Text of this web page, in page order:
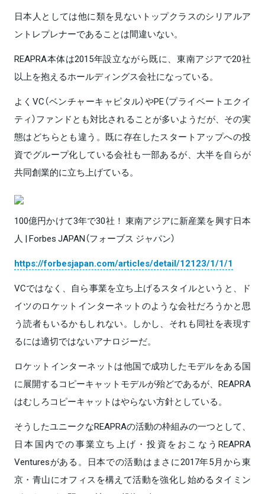
日本人としては他に類を見ないトップクラスのシリアルア
ントレプレナーであることは間違いない。
REAPRA本体は2015年設立ながら既に、東南アジアで20社
以上を抱えるホールディングス会社になっている。
よくVC（ベンチャーキャピタル）やPE（プライベートエクイ
ティ）ファンドとも対比されることが多いようだが、その実
態はどちらとも違う。既に存在したスタートアップへの投
資でグループ化している会社も一部あるが、大半を自らが
共同創業的に立ち上げている。
100億円かけて3年で30社！ 東南アジアに新産業を興す日本
人 | Forbes JAPAN（フォーブス ジャパン）
https://forbesjapan.com/articles/detail/12123/1/1/1
VCではなく、自ら事業を立ち上げるスタイルというと、ド
イツのロケットインターネットのような会社だろうかと思
う読者もいるかもしれない。しかし、それも同社を表現す
るには適切ではないアナロジーだ。
ロケットインターネットは他国で成功したモデルをある国
に展開するコピーキャットモデルが殆どであるが、REAPRA
はむしろコピーキャットはやらない方針としている。
そうしたユニークなREAPRAの活動の枠組みの一つとして、
日本国内での事業立ち上げ・投資をおこなうREAPRA
Venturesがある。日本での活動はまさに2017年5月から東
京・青山にオフィスを構えて活動を強化し始めるタイミン